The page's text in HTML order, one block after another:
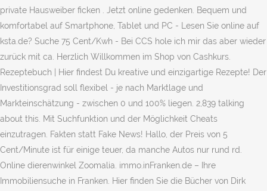
private Hausweiber ficken . Jetzt online gedenken. Bequem und
komfortabel auf Smartphone, Tablet und PC - Lesen Sie online auf
ksta.de? Suche 75 Cent/Kwh - Bei CCS hole ich mir das aber wieder
zurück mit ca. Herzlich Willkommen im Shop von Cashkurs.
Rezeptebuch | Hier findest Du kreative und einzigartige Rezepte! Der
Investitionsgrad soll flexibel - je nach Marktlage und
Markteinschätzung - zwischen 0 und 100% liegen. 2,839 talking
about this. Mit Suchfunktion und der Möglichkeit Cheats
einzutragen. Fakten statt Fake News! Hallo, der Preis von 5
Cent/Minute ist für einige teuer, da manche Autos nur rund rd.
Online dierenwinkel Zoomalia. immo.inFranken.de – Ihre
Immobiliensuche in Franken. Hier finden Sie die Bücher von Dirk